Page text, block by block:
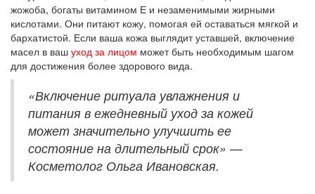
жожоба, богаты витамином Е и незаменимыми жирными
кислотами. Они питают кожу, помогая ей оставаться мягкой и
бархатистой. Если ваша кожа выглядит уставшей, включение
масел в ваш уход за лицом может быть необходимым шагом
для достижения более здорового вида.
«Включение ритуала увлажнения и
питания в ежедневный уход за кожей
может значительно улучшить ее
состояние на длительный срок» —
Косметолог Ольга Ивановская.